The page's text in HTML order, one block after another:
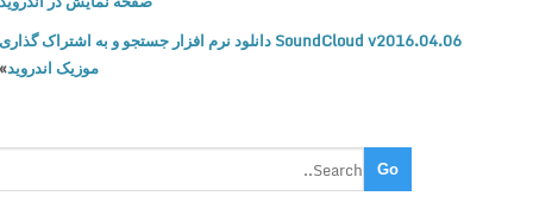
ی
S
h
e
SoundCloud v2016.04.06 دانلود نرم افزار جستجو و به اشتراک گذاری
موزیک اندروید»